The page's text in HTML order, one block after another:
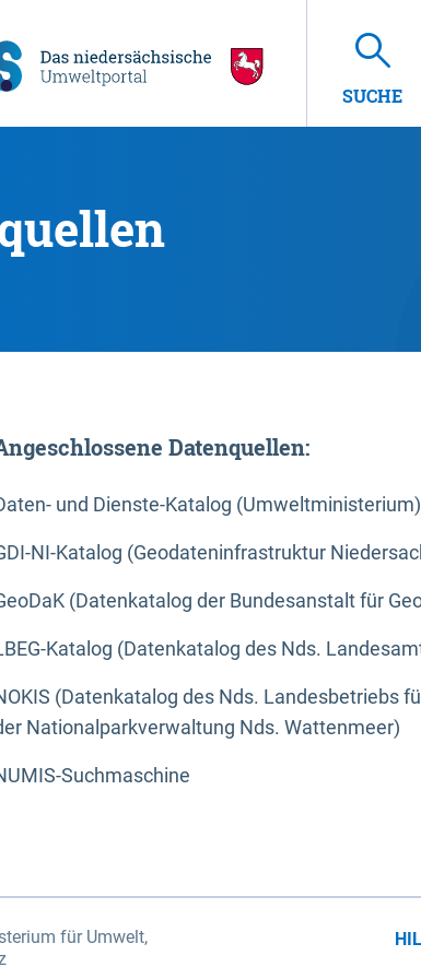
SUCHE
Datenquellen:
und Dienste-Katalog (Umweltministerium)
NI-Katalog (Geodateninfrastruktur
(Datenkatalog der Bundesanstalt für
Katalog (Datenkatalog des Nds.
(Datenkatalog des Nds. Landesbetriebs
Nationalparkverwaltung Nds. Wattenmeer)
Suchmaschine
für Umwelt,